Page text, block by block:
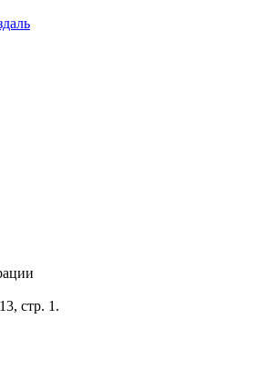
стр. 1.